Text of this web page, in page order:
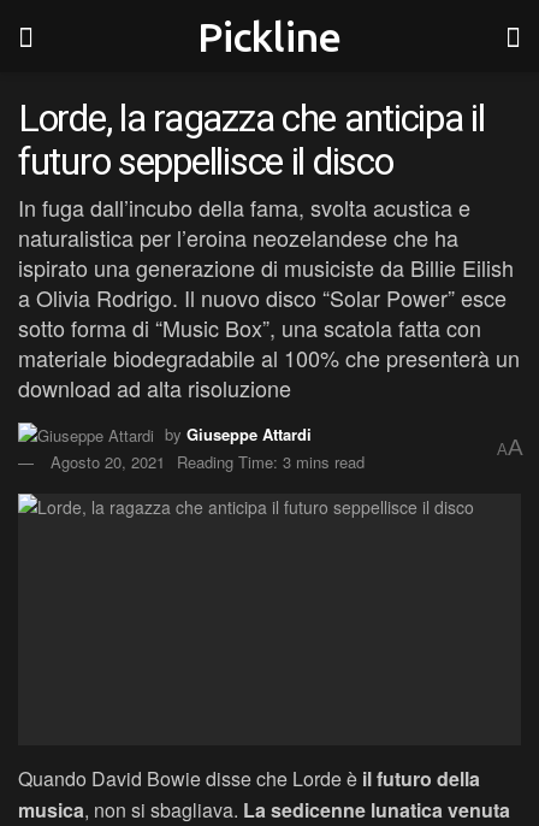
Pickline
Lorde, la ragazza che anticipa il
futuro seppellisce il disco
In fuga dall’incubo della fama, svolta acustica e
naturalistica per l’eroina neozelandese che ha
ispirato una generazione di musiciste da Billie Eilish
a Olivia Rodrigo. Il nuovo disco “Solar Power” esce
sotto forma di “Music Box”, una scatola fatta con
materiale biodegradabile al 100% che presenterà un
download ad alta risoluzione
by Giuseppe Attardi
Agosto 20, 2021
Reading Time: 3 mins read
AA
Quando David Bowie disse che Lorde è il futuro della
musica, non si sbagliava. La sedicenne lunatica venuta